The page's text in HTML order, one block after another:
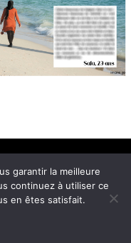
reserved.
garantir la meilleure
continuez à utiliser ce
en êtes satisfait.